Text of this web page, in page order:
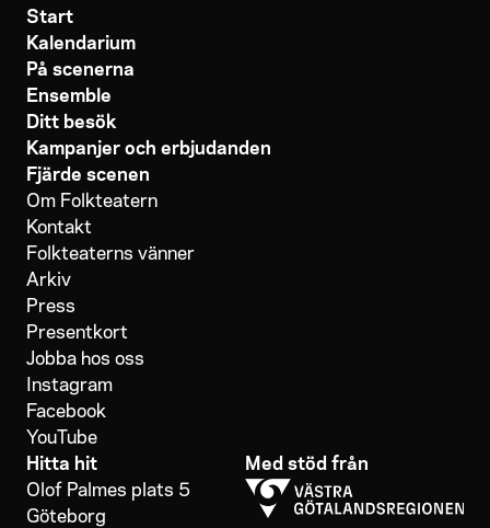
Start
Kalendarium
På scenerna
Ensemble
Ditt besök
Kampanjer och erbjudanden
Fjärde scenen
Om Folkteatern
Kontakt
Folkteaterns vänner
Arkiv
Press
Presentkort
Jobba hos oss
Instagram
Facebook
YouTube
Hitta hit
Olof Palmes plats 5
Göteborg
Med stöd från